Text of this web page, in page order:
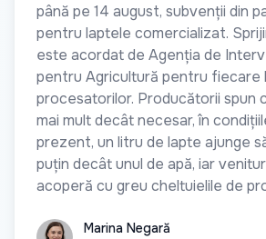
până pe 14 august, subvenții din
pentru laptele comercializat.
este acordat de Agenția de
pentru Agricultură pentru fiecare
procesatorilor. Producătorii spun
mai mult decât necesar, în
prezent, un litru de lapte ajunge
puțin decât unul de apă, iar
acoperă cu greu cheltuielile de
Marina Negară
Marina Negară